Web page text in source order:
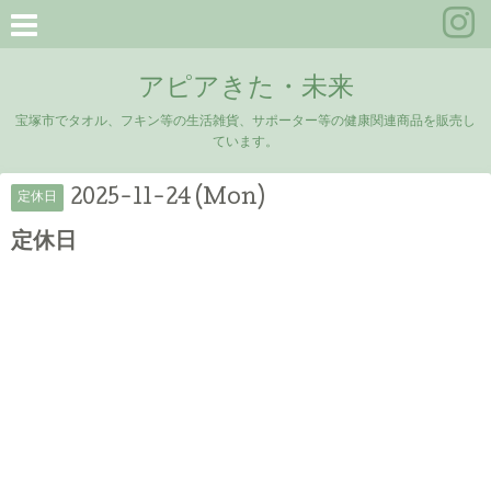
アピアきた・未来
宝塚市でタオル、フキン等の生活雑貨、サポーター等の健康関連商品を販売し
ています。
定休日 2025-11-24 (Mon)
定休日